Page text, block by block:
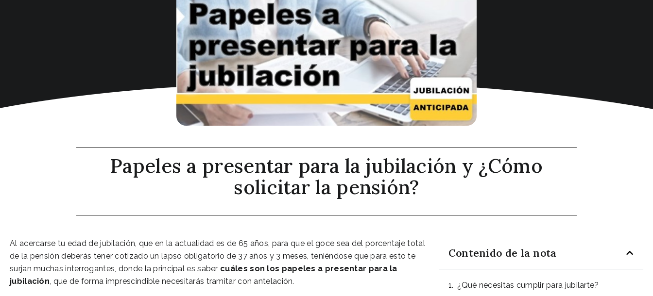
Papeles a presentar para la jubilación y ¿Cómo
solicitar la pensión?
Al acercarse tu edad de jubilación, que en la actualidad es de 65 años, para que el goce sea del porcentaje total
de la pensión deberás tener cotizado un lapso obligatorio de 37 años y 3 meses, teniéndose que para esto te
surjan muchas interrogantes, donde la principal es saber cuáles son los papeles a presentar para la
jubilación , que de forma imprescindible necesitarás tramitar con antelación.
Contenido de la nota
¿Qué necesitas cumplir para jubilarte?